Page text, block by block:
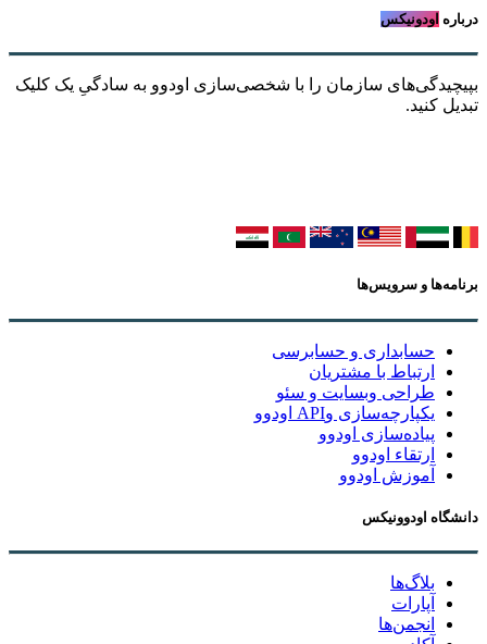
درباره اودونیکس
بپیچیدگی‌های سازمان را با شخصی‌سازی اودوو به سادگیِ یک کلیک
تبدیل کنید.
برنامه‌ها و سرویس‌ها
حسابداری و حسابرسی
ارتباط با مشتریان
طراحی وبسایت و سئو
یکپارچه‌سازی وAPI اودوو
پیاده‌سازی اودوو
ارتقاء اودوو
آموزش اودوو
دانشگاه اودوونیکس
بلاگ‌ها
آپارات
انجمن‌ها